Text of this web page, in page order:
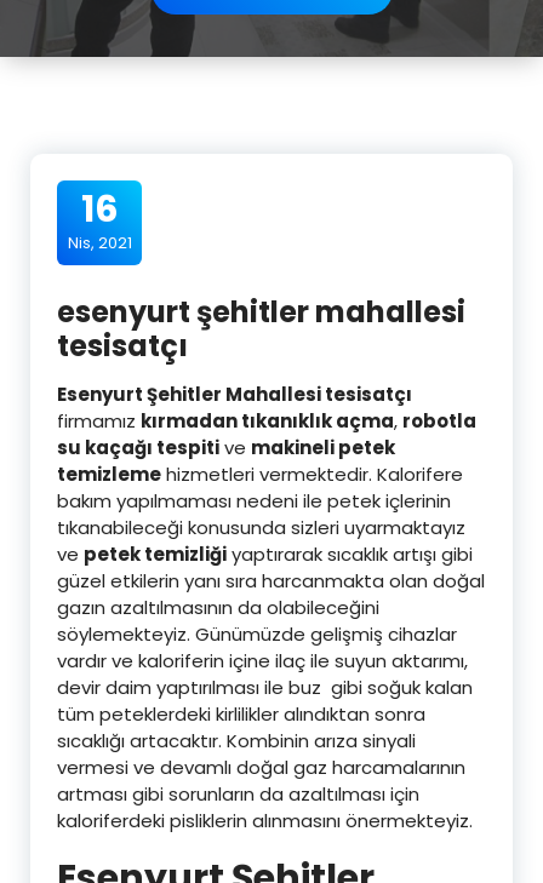
16
Nis, 2021
esenyurt şehitler mahallesi
tesisatçı
Esenyurt Şehitler Mahallesi tesisatçı
firmamız kırmadan tıkanıklık açma, robotla
su kaçağı tespitive makineli petek
temizlemehizmetleri vermektedir. Kalorifere
bakım yapılmaması nedeni ile petek içlerinin
tıkanabileceği konusunda sizleri uyarmaktayız
ve petek temizliğiyaptırarak sıcaklık artışı gibi
güzel etkilerin yanı sıra harcanmakta olan doğal
gazın azaltılmasının da olabileceğini
söylemekteyiz. Günümüzde gelişmiş cihazlar
vardır ve kaloriferin içine ilaç ile suyun aktarımı,
devir daim yaptırılması ile buz gibi soğuk kalan
tüm peteklerdeki kirlilikler alındıktan sonra
sıcaklığı artacaktır. Kombinin arıza sinyali
vermesi ve devamlı doğal gaz harcamalarının
artması gibi sorunların da azaltılması için
kaloriferdeki pisliklerin alınmasını önermekteyiz.